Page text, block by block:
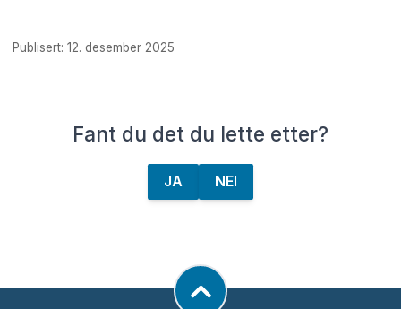
Publisert: 12. desember 2025
Fant du det du lette etter?
JA NEI